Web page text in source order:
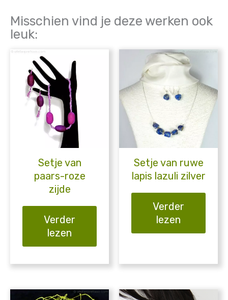
Misschien vind je deze werken ook
leuk:
Setje van
paars-roze
zijde
Verder
lezen
Setje van ruwe
lapis lazuli zilver
Verder
lezen